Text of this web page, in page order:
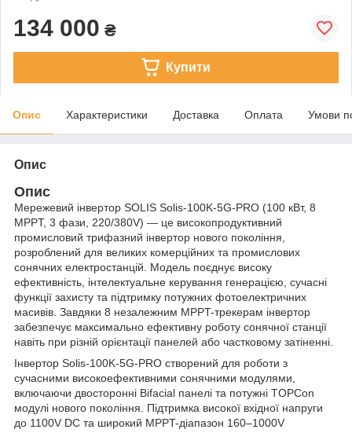
134 000 ₴
Купити
Опис Характеристики Доставка Оплата Умови
Опис
Опис
Мережевий інвертор SOLIS Solis-100K-5G-PRO (100 кВт, 8
MPPT, 3 фази, 220/380V) — це високопродуктивний
промисловий трифазний інвертор нового покоління,
розроблений для великих комерційних та промислових
сонячних електростанцій. Модель поєднує високу
ефективність, інтелектуальне керування генерацією, сучасні
функції захисту та підтримку потужних фотоелектричних
масивів. Завдяки 8 незалежним MPPT-трекерам інвертор
забезпечує максимально ефективну роботу сонячної станції
навіть при різній орієнтації панелей або частковому затіненні.
Інвертор Solis-100K-5G-PRO створений для роботи з
сучасними високоефективними сонячними модулями,
включаючи двосторонні Bifacial панелі та потужні TOPCon
модулі нового покоління. Підтримка високої вхідної напруги
до 1100V DC та широкий MPPT-діапазон 160–1000V